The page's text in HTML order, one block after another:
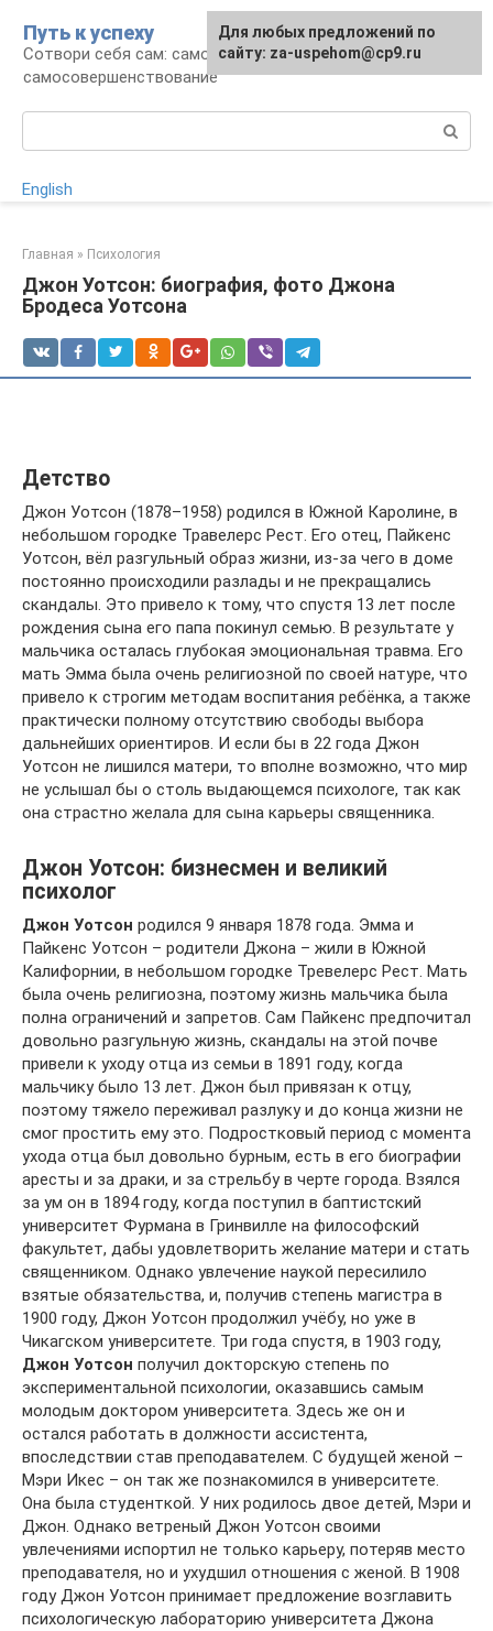
контенту
Путь к успеху
Сотвори себя сам: саморазвитие и
самосовершенствование
English
Главная » Психология
Джон Уотсон: биография, фото Джона
Бродеса Уотсона
Детство
Джон Уотсон (1878–1958) родился в Южной Каролине, в
небольшом городке Травелерс Рест. Его отец, Пайкенс
Уотсон, вёл разгульный образ жизни, из-за чего в доме
постоянно происходили разлады и не прекращались
скандалы. Это привело к тому, что спустя 13 лет после
рождения сына его папа покинул семью. В результате у
мальчика осталась глубокая эмоциональная травма. Его
мать Эмма была очень религиозной по своей натуре, что
привело к строгим методам воспитания ребёнка, а также
практически полному отсутствию свободы выбора
дальнейших ориентиров. И если бы в 22 года Джон
Уотсон не лишился матери, то вполне возможно, что мир
не услышал бы о столь выдающемся психологе, так как
она страстно желала для сына карьеры священника.
Джон Уотсон: бизнесмен и великий
психолог
Джон Уотсон родился 9 января 1878 года. Эмма и
Пайкенс Уотсон – родители Джона – жили в Южной
Калифорнии, в небольшом городке Тревелерс Рест. Мать
была очень религиозна, поэтому жизнь мальчика была
полна ограничений и запретов. Сам Пайкенс предпочитал
довольно разгульную жизнь, скандалы на этой почве
привели к уходу отца из семьи в 1891 году, когда
мальчику было 13 лет. Джон был привязан к отцу,
поэтому тяжело переживал разлуку и до конца жизни не
смог простить ему это. Подростковый период с момента
ухода отца был довольно бурным, есть в его биографии
аресты и за драки, и за стрельбу в черте города. Взялся
за ум он в 1894 году, когда поступил в баптистский
университет Фурмана в Гринвилле на философский
факультет, дабы удовлетворить желание матери и стать
священником. Однако увлечение наукой пересилило
взятые обязательства, и, получив степень магистра в
1900 году, Джон Уотсон продолжил учёбу, но уже в
Чикагском университете. Три года спустя, в 1903 году,
Джон Уотсон получил докторскую степень по
экспериментальной психологии, оказавшись самым
молодым доктором университета. Здесь же он и
остался работать в должности ассистента,
впоследствии став преподавателем. С будущей женой –
Мэри Икес – он так же познакомился в университете.
Она была студенткой. У них родилось двое детей, Мэри и
Джон. Однако ветреный Джон Уотсон своими
увлечениями испортил не только карьеру, потеряв место
преподавателя, но и ухудшил отношения с женой. В 1908
году Джон Уотсон принимает предложение возглавить
психологическую лабораторию университета Джона
Для любых предложений по
сайту: za-uspehom@cp9.ru